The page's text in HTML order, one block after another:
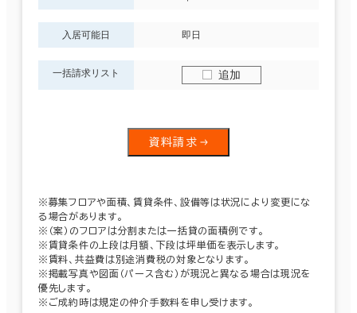
入居可能日 即日
一括請求リスト 追加
資料請求
※募集フロアや面積、賃貸条件、設備等は状況により変更にな
る場合があります。
※（案）のフロアは分割または一括貸の面積例です。
※賃貸条件の上段は月額、下段は坪単価を表示します。
※賃料、共益費は別途消費税の対象となります。
※掲載写真や図面（パース含む）が現況と異なる場合は現況を
優先します。
※ご成約時は規定の仲介手数料を申し受けます。